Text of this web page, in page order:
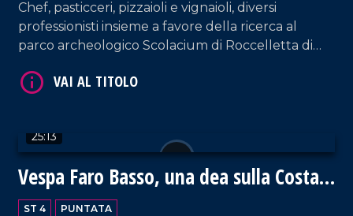
Chef, pasticceri, pizzaioli e vignaioli, diversi
professionisti insieme a favore della ricerca al
parco archeologico Scolacium di Roccelletta di
25:13
Vespa Faro Basso, una dea sulla Costa
degli Dei
ST 4 PUNTATA
VAI AL TITOLO
VAI AL TITOLO